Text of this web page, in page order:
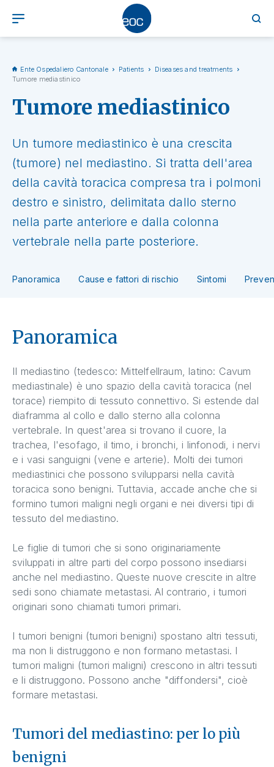
Ente Ospedaliero Cantonale Patients
Diseases and treatments
Tumore mediastinico
Tumore mediastinico
Un tumore mediastinico è una crescita
(tumore) nel mediastino. Si tratta dell'area
della cavità toracica compresa tra i polmoni
destro e sinistro, delimitata dallo sterno
nella parte anteriore e dalla colonna
vertebrale nella parte posteriore.
Panoramica Cause e fattori di rischio Sintomi
Panoramica
Il mediastino (tedesco: Mittelfellraum, latino: Cavum
mediastinale) è uno spazio della cavità toracica (nel
torace) riempito di tessuto connettivo. Si estende dal
diaframma al collo e dallo sterno alla colonna
vertebrale. In quest'area si trovano il cuore, la
trachea, l'esofago, il timo, i bronchi, i linfonodi, i nervi
e i vasi sanguigni (vene e arterie). Molti dei tumori
mediastinici che possono svilupparsi nella cavità
toracica sono benigni. Tuttavia, accade anche che si
formino tumori maligni negli organi e nei diversi tipi di
tessuto del mediastino.
Le figlie di tumori che si sono originariamente
sviluppati in altre parti del corpo possono insediarsi
anche nel mediastino. Queste nuove crescite in altre
sedi sono chiamate metastasi. Al contrario, i tumori
originari sono chiamati tumori primari.
I tumori benigni (tumori benigni) spostano altri tessuti,
ma non li distruggono e non formano metastasi. I
tumori maligni (tumori maligni) crescono in altri tessuti
e li distruggono. Possono anche "diffondersi", cioè
formare metastasi.
Tumori del mediastino: per lo più
benigni